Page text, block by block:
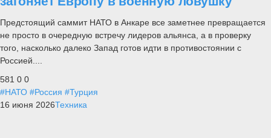
Предстоящий саммит НАТО в Анкаре все заметнее превращается
не просто в очередную встречу лидеров альянса, а в проверку
того, насколько далеко Запад готов идти в противостоянии с
Россией....
581 0 0
#НАТО #Россия #Турция
16 июня 2026Техника